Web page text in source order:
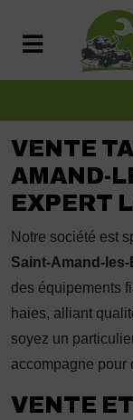
VENTE
AMAND-
EXPERT
Notre société est
Saint-Amand-les-
des équipements
haies, alliant
soyez un
accompagne pour
VENTE
Panneau de gestion